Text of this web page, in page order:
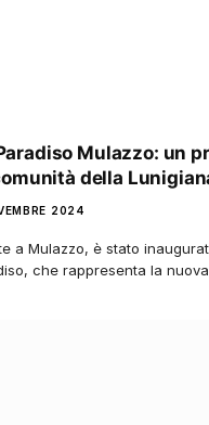
Mulazzo: un
della
2024
a Mulazzo, è stato
che rappresenta la